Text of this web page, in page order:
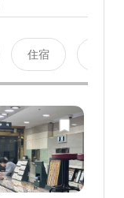
住宿